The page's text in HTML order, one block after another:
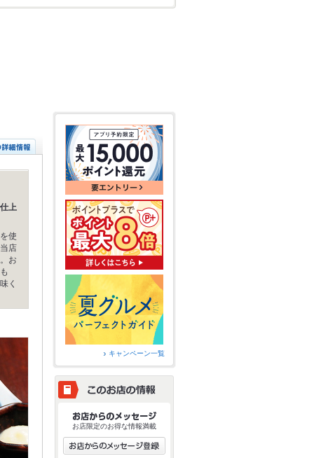
上
使
店
お
く
キャンペーン一覧
お店限定のお得な情報満載